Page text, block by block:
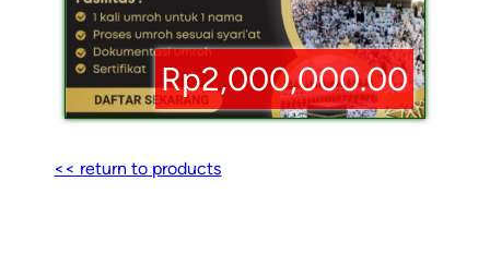
Rp2,000,000.00
<< return to products